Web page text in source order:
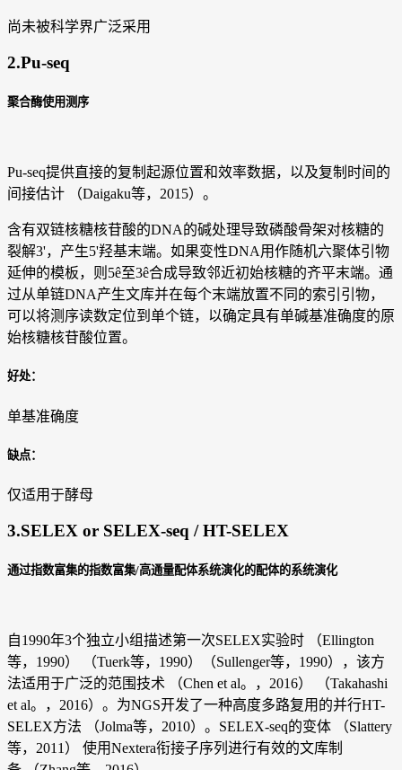
尚未被科学界广泛采用
2.Pu-seq
聚合酶使用测序
Pu-seq提供直接的复制起源位置和效率数据，以及复制时间的
间接估计 （Daigaku等，2015）。
含有双链核糖核苷酸的DNA的碱处理导致磷酸骨架对核糖的
裂解3'，产生5'羟基末端。如果变性DNA用作随机六聚体引物
延伸的模板，则5ê至3ê合成导致邻近初始核糖的齐平末端。通
过从单链DNA产生文库并在每个末端放置不同的索引引物，
可以将测序读数定位到单个链，以确定具有单碱基准确度的原
始核糖核苷酸位置。
好处：
单基准确度
缺点：
仅适用于酵母
3.SELEX or SELEX-seq / HT-SELEX
通过指数富集的指数富集/高通量配体系统演化的配体的系统演化
自1990年3个独立小组描述第一次SELEX实验时 （Ellington
等，1990） （Tuerk等，1990）（Sullenger等，1990），该方
法适用于广泛的范围技术 （Chen et al。，2016） （Takahashi
et al。，2016）。为NGS开发了一种高度多路复用的并行HT-
SELEX方法 （Jolma等，2010）。SELEX-seq的变体 （Slattery
等，2011） 使用Nextera衔接子序列进行有效的文库制